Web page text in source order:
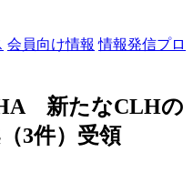
会員向け情報 情報発信プロ
新たなCLHの
3件）受領